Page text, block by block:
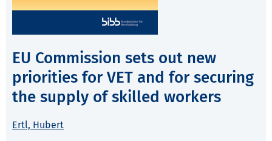
EU Commission sets out new
priorities for VET and for securing
the supply of skilled workers
Ertl, Hubert